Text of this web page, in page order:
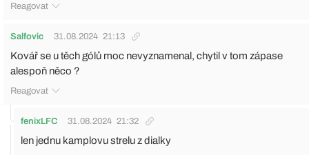
Reagovat
Salfovic 31.08.2024 21:13
Kovář se u těch gólů moc nevyznamenal, chytil v tom zápase
alespoň něco ?
Reagovat
fenixLFC 31.08.2024 21:32
len jednu kamplovu strelu z dialky